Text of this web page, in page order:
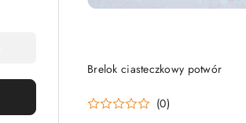
Brelok ciasteczkowy potwór
(0)
DO KOSZYKA